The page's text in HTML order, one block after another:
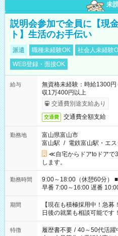
未
説明会参加で全員に【現
ト】生活のお手伝い
派遣 職種未経験OK 社会人未経験
WEB登録・面接OK
給与
無資格未経験：時給1300
収1万400円以上
交通費別途支給あり
交通費 交通費全額支給
勤務地
富山県富山市
富山駅 / 電鉄富山駅・エ
≪自宅からドアtoドアで
します。
勤務時間
9:00～18:00（休憩60分） ■ご希望があれば下記シフトもOK！
早番 7:00～16:00 遅番 10:00～19:00 「家族と
い」 「余裕を持って夕飯
たくない」 など、ご希望を教えて
の方へ 今ご覧のお仕事で希
の勤務時間。 合計で週40
期間
【現在も積極採用中！急
日後の就業も相談可能です！
特徴 履歴書不要 / 40～50代活躍